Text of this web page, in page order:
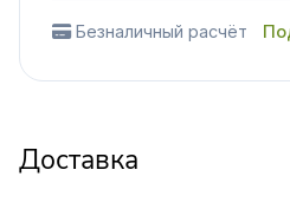
Безналичный расчёт
Доставка